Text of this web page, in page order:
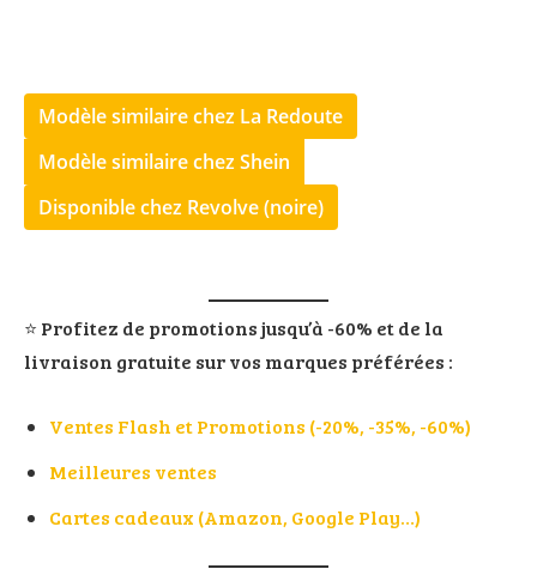
Modèle similaire chez La Redoute
Modèle similaire chez Shein
Disponible chez Revolve (noire)
⭐️ Profitez de promotions jusqu’à -60% et de la
livraison gratuite sur vos marques préférées :
Ventes Flash et Promotions (-20%, -35%, -60%)
Meilleures ventes
Cartes cadeaux (Amazon, Google Play…)